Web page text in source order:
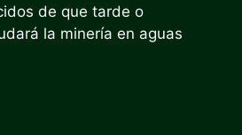
de que tarde o
la minería en aguas